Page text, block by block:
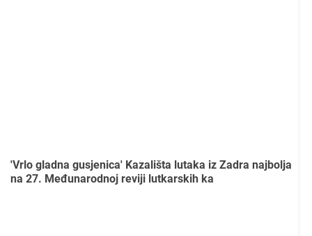
'Vrlo gladna gusjenica' Kazališta lutaka iz Zadra najbolja
na 27. Međunarodnoj reviji lutkarskih ka